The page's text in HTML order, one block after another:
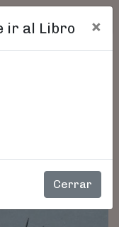
ir al Libro ×
Cerrar